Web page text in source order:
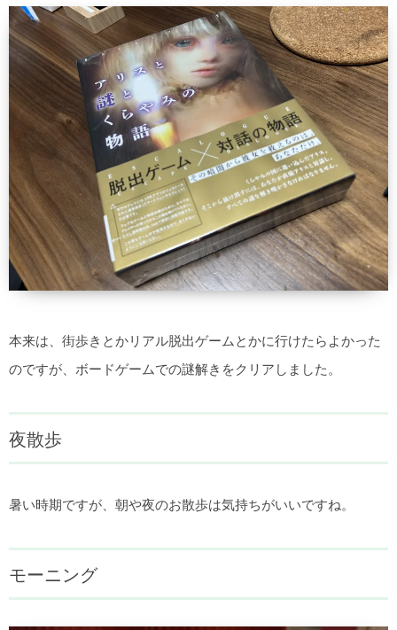
本来は、街歩きとかリアル脱出ゲームとかに行けたらよかった
のですが、ボードゲームでの謎解きをクリアしました。
夜散歩
暑い時期ですが、朝や夜のお散歩は気持ちがいいですね。
モーニング